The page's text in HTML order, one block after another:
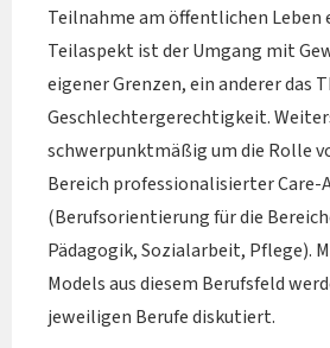
Teilnahme am öffentlichen Leben
Teilaspekt ist der Umgang mit
eigener Grenzen, ein anderer das
Geschlechtergerechtigkeit.
schwerpunktmäßig um die Rolle
Bereich professionalisierter Care-
(Berufsorientierung für die
Pädagogik, Sozialarbeit, Pflege).
Models aus diesem Berufsfeld
jeweiligen Berufe diskutiert.